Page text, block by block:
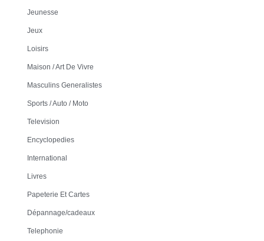
Jeunesse
Jeux
Loisirs
Maison / Art De Vivre
Masculins Generalistes
Sports / Auto / Moto
Television
Encyclopedies
International
Livres
Papeterie Et Cartes
Dépannage/cadeaux
Telephonie